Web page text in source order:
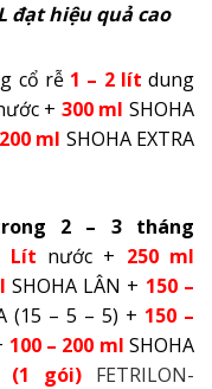
đạt hiệu quả cao
cổ rễ 1 – 2 lít dung
+ 300 ml SHOHA
200 ml SHOHA EXTRA
2 – 3 tháng
Lít nước + 250 ml
SHOHA LÂN + 150 –
(15 – 5 – 5) + 150 –
100 – 200 ml SHOHA
(1 gói)FETRILON-